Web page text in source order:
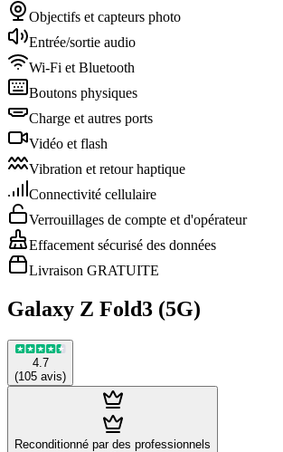
Objectifs et capteurs photo
Entrée/sortie audio
Wi-Fi et Bluetooth
Boutons physiques
Charge et autres ports
Vidéo et flash
Vibration et retour haptique
Connectivité cellulaire
Verrouillages de compte et d'opérateur
Effacement sécurisé des données
Livraison GRATUITE
Galaxy Z Fold3 (5G)
4.7
(105 avis)
Reconditionné par des professionnels